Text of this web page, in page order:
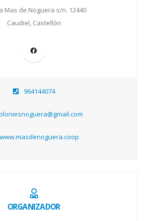
Mas de Noguera s/n. 12440
Caudiel, Castellón
964144074
www.masdenoguera.coop
ORGANIZADOR